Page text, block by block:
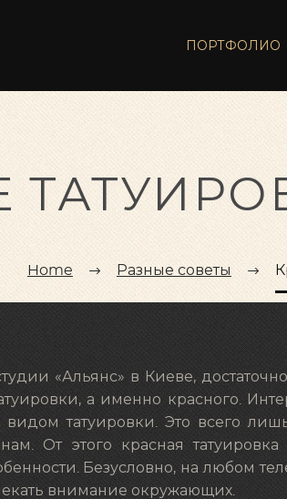
ПОРТФОЛИО
Home Разные советы
«Альянс» в Киеве,
а именно красного.
видом татуировки. Это всего
От этого красная татуировка
Безусловно, на любом
внимание окружающих.